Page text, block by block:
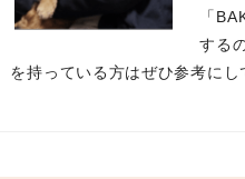
「
する
を持っている方はぜひ参考にし